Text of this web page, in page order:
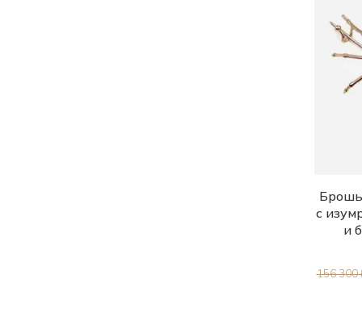
Брошь
с
и
156 300